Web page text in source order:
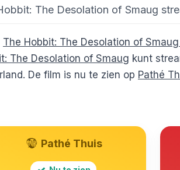
The Desolation of Smaug
The Hobbit: The Desolation of
The Desolation of Smaug kunt
De film is nu te zien op Pathé
Pathé Thuis